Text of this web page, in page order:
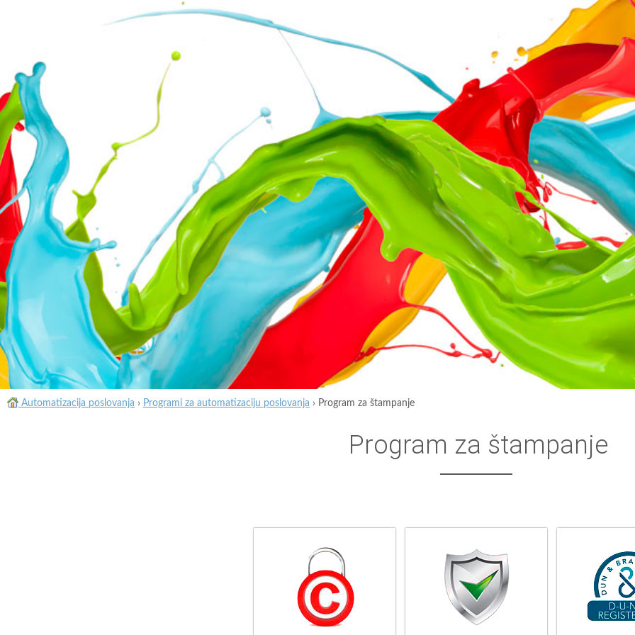
Automatizacija poslovanja › Programi za automatizaciju poslovanja › Program za štampanje
Program za štampanje